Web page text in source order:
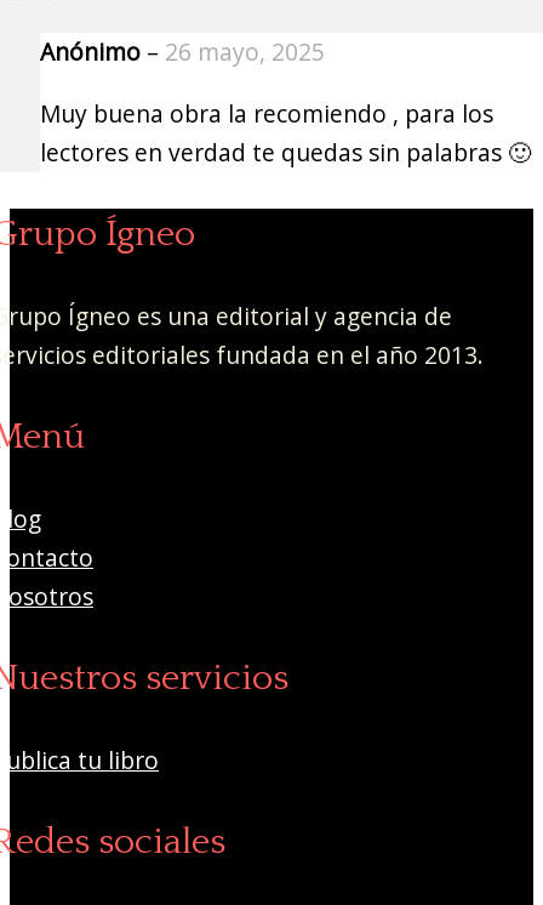
Anónimo – 26 mayo, 2025
Muy buena obra la recomiendo , para los
lectores en verdad te quedas sin palabras 🙂
Ígneo
Ígneo es una editorial y agencia de
editoriales fundada en el año 2013.
servicios
tu libro
sociales